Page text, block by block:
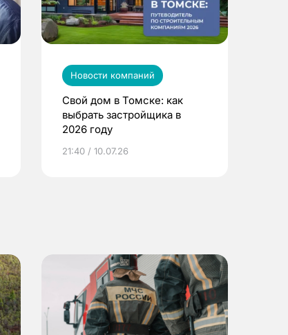
Новости компаний
Свой дом в Томске: как
выбрать застройщика в
2026 году
21:40 / 10.07.26